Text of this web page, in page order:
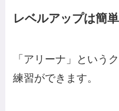
レベルアップは簡単
「アリーナ」という
練習ができます。